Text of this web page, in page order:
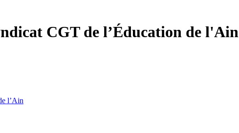
CGT de l’Éducation de l'Ain
l’Ain